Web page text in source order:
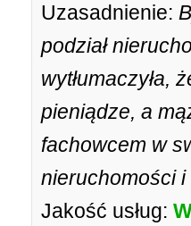
Uzasadnienie:
podział
wytłumaczyła,
pieniądze, a
fachowcem w
nieruchomości
Jakość usług: